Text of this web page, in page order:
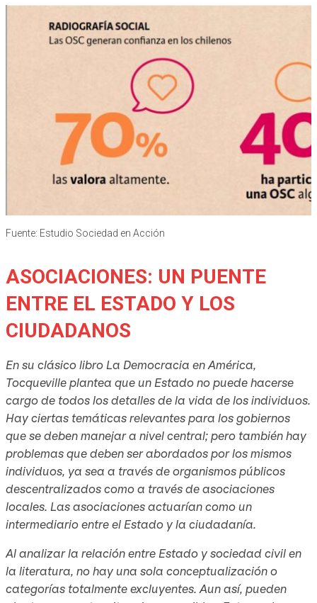
Fuente: Estudio Sociedad en Acción
ASOCIACIONES: UN PUENTE
ENTRE EL ESTADO Y LOS
CIUDADANOS
En su clásico libro La Democracia en América,
Tocqueville plantea que un Estado no puede hacerse
cargo de todos los detalles de la vida de los individuos.
Hay ciertas temáticas relevantes para los gobiernos
que se deben manejar a nivel central; pero también hay
problemas que deben ser abordados por los mismos
individuos, ya sea a través de organismos públicos
descentralizados como a través de asociaciones
locales. Las asociaciones actuarían como un
intermediario entre el Estado y la ciudadanía.
Al analizar la relación entre Estado y sociedad civil en
la literatura, no hay una sola conceptualización o
categorías totalmente excluyentes. Aun así, pueden